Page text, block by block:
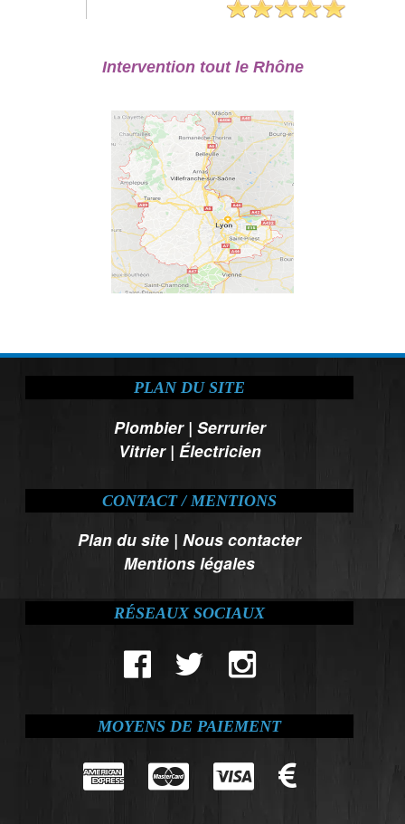
Intervention tout le Rhône
PLAN DU SITE
Plombier| Serrurier
Vitrier| Électricien
CONTACT / MENTIONS
Plan du site |Nous contacter
Mentions légales
RÉSEAUX SOCIAUX
MOYENS DE PAIEMENT